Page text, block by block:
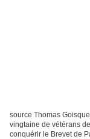
source Thomas
vingtaine de vétérans
conquérir le Brevet de